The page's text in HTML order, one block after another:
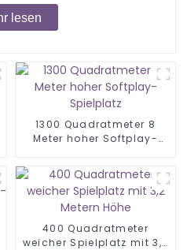
lesen
1300 Quadratmeter 8
Meter hoher Softplay-
400 Quadratmeter
weicher Spielplatz mit 3,2